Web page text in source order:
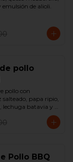
de alioli.
pollo
pollo con
papa ripio,
lechuga batavia y
Pollo BBQ